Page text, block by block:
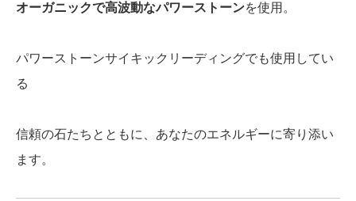
オーガニックで高波動なパワーストーンを使用。
パワーストーンサイキックリーディングでも使用してい
る
信頼の石たちとともに、あなたのエネルギーに寄り添い
ます。